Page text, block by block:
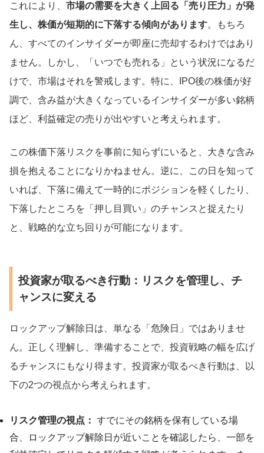
これにより、 市場の需要を大きく上回る「売り圧力」が発
生し、株価が短期的に下落する傾向があります。もちろ
ん、すべてのインサイダーが即座に売却するわけではあり
ません。しかし、「いつでも売れる」という状況になるだ
けで、市場はそれを警戒します。特に、IPO後の株価が好
調で、含み益が大きくなっているインサイダーが多い銘柄
ほど、利益確定の売りが出やすいと考えられます。
この株価下落リスクを事前に知らずにいると、大きな含み
損を抱えることになりかねません。逆に、この日を知って
いれば、下落に備えて一時的にポジションを軽くしたり、
下落したところを「押し目買い」のチャンスと捉えたり
と、戦略的な立ち回りが可能になります。
投資家が取るべき行動：リスクを管理し、チ
ャンスに変える
ロックアップ解除日は、単なる「危険日」ではありませ
ん。正しく理解し、準備することで、投資戦略の幅を広げ
るチャンスにもなり得ます。投資家が取るべき行動は、以
下の2つの視点から考えられます。
リスク管理の視点： すでにその銘柄を保有している場
合、ロックアップ解除日が近いことを確認したら、一部を